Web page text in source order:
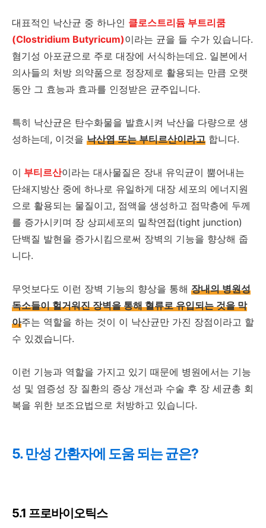
대표적인 낙산균 중 하나인 클로스트리듐 부트리쿰
(Clostridium Butyricum)이라는 균을 들 수가 있습니다.
혐기성 아포균으로 주로 대장에 서식하는데요. 일본에서
의사들의 처방 의약품으로 정장제로 활용되는 만큼 오랫
동안 그 효능과 효과를 인정받은 균주입니다.
특히 낙산균은 탄수화물을 발효시켜 낙산을 다량으로 생
성하는데, 이것을 낙산염 또는 부티르산이라고 합니다.
이 부티르산이라는 대사물질은 장내 유익균이 뿜어내는
단쇄지방산 중에 하나로 유일하게 대장 세포의 에너지원
으로 활용되는 물질이고, 점액을 생성하고 점막층에 두께
를 증가시키며 장 상피세포의 밀착연접(tight junction)
단백질 발현을 증가시킴으로써 장벽의 기능을 향상해 줍
니다.
무엇보다도 이런 장벽 기능의 향상을 통해 장내의 병원성
독소들이 헐거워진 장벽을 통해 혈류로 유입되는 것을 막
아주는 역할을 하는 것이 이 낙산균만 가진 장점이라고 할
수 있겠습니다.
이런 기능과 역할을 가지고 있기 때문에 병원에서는 기능
성 및 염증성 장 질환의 증상 개선과 수술 후 장 세균총 회
복을 위한 보조요법으로 처방하고 있습니다.
5. 만성 간환자에 도움 되는 균은?
5.1 프로바이오틱스